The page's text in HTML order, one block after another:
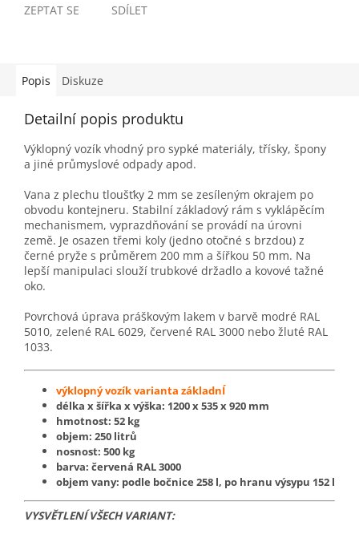
ZEPTAT SE SDÍLET
Popis Diskuze
Detailní popis produktu
Výklopný vozík vhodný pro sypké materiály, třísky, špony
a jiné průmyslové odpady apod.
Vana z plechu tloušťky 2 mm se zesíleným okrajem po
obvodu kontejneru. Stabilní základový rám s vyklápěcím
mechanismem, vyprazdňování se provádí na úrovni
země. Je osazen třemi koly (jedno otočné s brzdou) z
černé pryže s průměrem 200 mm a šířkou 50 mm. Na
lepší manipulaci slouží trubkové držadlo a kovové tažné
oko.
Povrchová úprava práškovým lakem v barvě modré RAL
5010, zelené RAL 6029, červené RAL 3000 nebo žluté RAL
1033.
výklopný vozík varianta základnÍ
délka x šířka x výška: 1200 x 535 x 920 mm
hmotnost: 52 kg
objem: 250 litrů
nosnost: 500 kg
barva: červená RAL 3000
objem vany: podle bočnice 258 l, po hranu výsypu 152 l
VYSVĚTLENÍ VŠECH VARIANT: